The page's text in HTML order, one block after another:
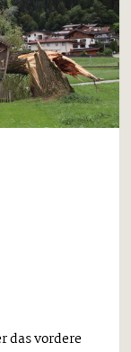
das vordere